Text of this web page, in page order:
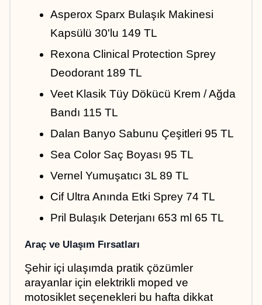
Asperox Sparx Bulaşık Makinesi
Kapsülü 30'lu 149 TL
Rexona Clinical Protection Sprey
Deodorant 189 TL
Veet Klasik Tüy Dökücü Krem / Ağda
Bandı 115 TL
Dalan Banyo Sabunu Çeşitleri 95 TL
Sea Color Saç Boyası 95 TL
Vernel Yumuşatıcı 3L 89 TL
Cif Ultra Anında Etki Sprey 74 TL
Pril Bulaşık Deterjanı 653 ml 65 TL
Araç ve Ulaşım Fırsatları
Şehir içi ulaşımda pratik çözümler
arayanlar için elektrikli moped ve
motosiklet seçenekleri bu hafta dikkat